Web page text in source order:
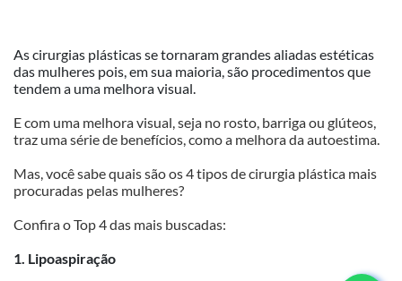
As cirurgias plásticas se tornaram grandes aliadas estéticas
das mulheres pois, em sua maioria, são procedimentos que
tendem a uma melhora visual.
E com uma melhora visual, seja no rosto, barriga ou glúteos,
traz uma série de benefícios, como a melhora da autoestima.
Mas, você sabe quais são os 4 tipos de cirurgia plástica mais
procuradas pelas mulheres?
Confira o Top 4 das mais buscadas:
1. Lipoaspiração